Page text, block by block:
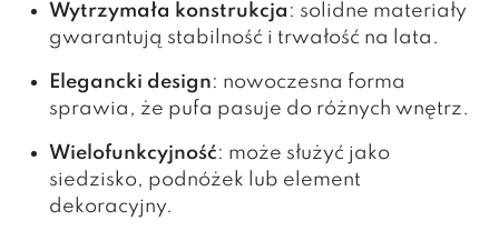
Wytrzymała konstrukcja : solidne materiały
gwarantują stabilność i trwałość na lata.
Elegancki design: nowoczesna forma
sprawia, że pufa pasuje do różnych wnętrz.
Wielofunkcyjność: może służyć jako
siedzisko, podnóżek lub element
dekoracyjny.